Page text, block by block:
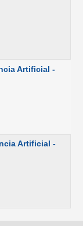
Artificial -
Artificial -